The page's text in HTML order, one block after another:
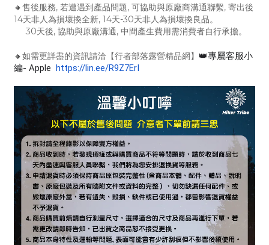
🔸售後服務, 若遭遇到產品問題, 可協助與原廠商溝通聯繫, 寄出後
14天非人為損壞換全新, 14天-30天非人為損壞換良品。
30天後, 協助與原廠溝通, 中間產生費用需消費者自行承擔。
🔸如需更詳盡的資訊請洽【行者部落露營精品網】 👑專屬客服小
編- Apple https://lin.ee/R9Z7ErI